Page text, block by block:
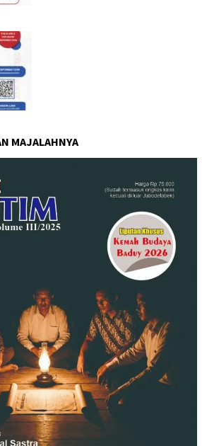
MAJALAHNYA